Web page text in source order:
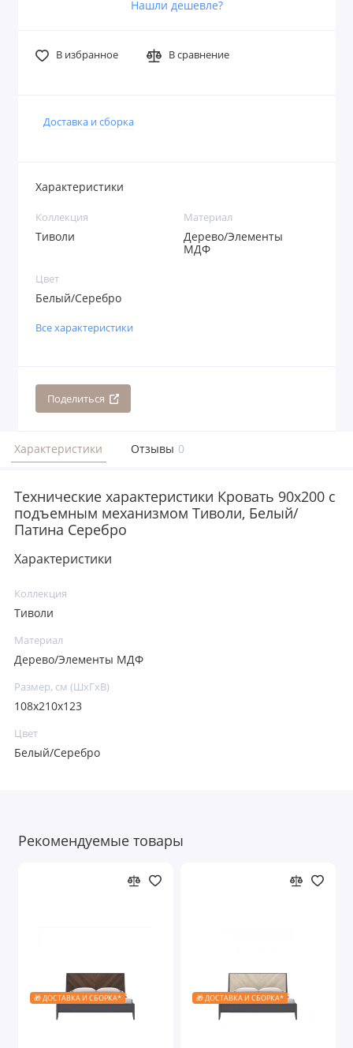
Нашли дешевле?
В избранное В сравнение
Доставка и сборка
Характеристики
Коллекция
Тиволи
Материал
Дерево/Элементы
МДФ
Цвет
Белый/Серебро
Все характеристики
Поделиться
Характеристики Отзывы 0
Технические характеристики Кровать 90x200 с
подъемным механизмом Тиволи, Белый/
Патина Серебро
Характеристики
Коллекция
Тиволи
Материал
Дерево/Элементы МДФ
Размер, см (ШхГхВ)
108x210x123
Цвет
Белый/Серебро
Рекомендуемые товары
🎁 ДОСТАВКА И СБОРКА* 🎁 ДОСТАВКА И СБОРКА*